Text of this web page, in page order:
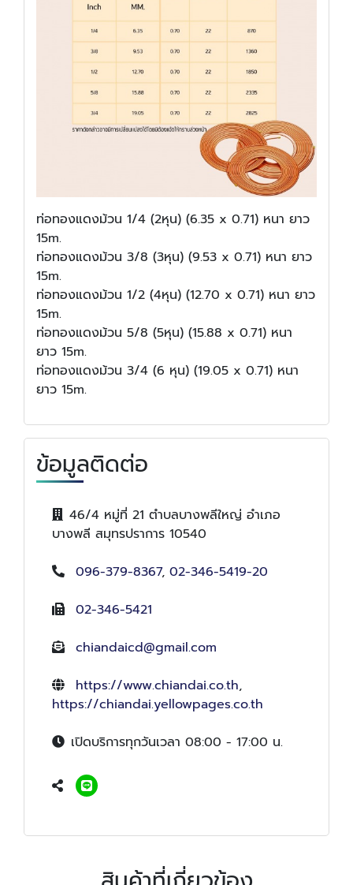
ท่อทองแดงม้วน 1/4 (2หุน) (6.35 x 0.71) หนา ยาว
15m.
ท่อทองแดงม้วน 3/8 (3หุน) (9.53 x 0.71) หนา ยาว
15m.
ท่อทองแดงม้วน 1/2 (4หุน) (12.70 x 0.71) หนา ยาว
15m.
ท่อทองแดงม้วน 5/8 (5หุน) (15.88 x 0.71) หนา
ยาว 15m.
ท่อทองแดงม้วน 3/4 (6 หุน) (19.05 x 0.71) หนา
ยาว 15m.
ข้อมูลติดต่อ
46/4 หมู่ที่ 21 ตำบลบางพลีใหญ่ อำเภอ
บางพลี สมุทรปราการ 10540
096-379-8367, 02-346-5419-20
02-346-5421
chiandaicd@gmail.com
https://www.chiandai.co.th,
https://chiandai.yellowpages.co.th
เปิดบริการทุกวันเวลา 08:00 - 17:00 น.